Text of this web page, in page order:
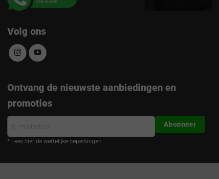
Volg ons
Ontvang de nieuwste aanbiedingen en
promoties
mailadres
* Lees hier de wettelijke beperkingen
Abonneer